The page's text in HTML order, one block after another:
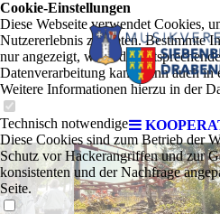
Cookie-Einstellungen
Diese Webseite verwendet Cookies,
Nutzererlebnis zu bieten. Bestimmte
nur angezeigt, wenn die
Datenverarbeitung kann dann auch
Weitere Informationen hierzu in der
Technisch notwendige
Diese Cookies sind zum Betrieb der
Schutz vor Hackerangriffen und zur
konsistenten und der Nachfrage
Seite.